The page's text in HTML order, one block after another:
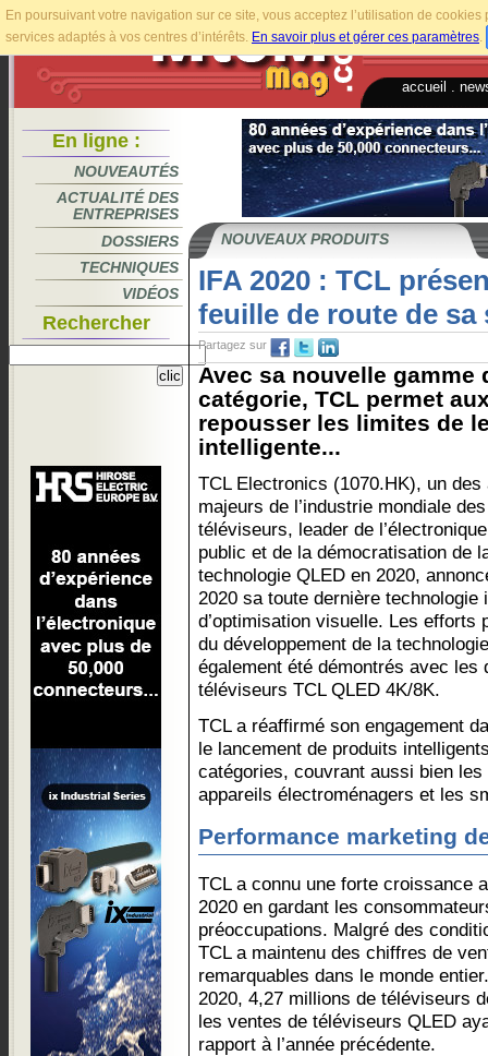
En poursuivant votre navigation sur ce site, vous acceptez l’utilisation de
services adaptés à vos centres d’intérêts. En savoir plus et gérer ces paramètres.
accueil
En ligne :
NOUVEAUTÉS
ACTUALITÉ DES
ENTREPRISES
DOSSIERS
TECHNIQUES
VIDÉOS
Rechercher
NOUVEAUX PRODUITS
IFA 2020 : TCL
feuille de route de sa
Partagez sur
Avec sa nouvelle gamme
catégorie, TCL permet
repousser les limites de
intelligente...
TCL Electronics (1070.HK), un des
majeurs de l’industrie mondiale des
téléviseurs, leader de
public et de la démocratisation de
technologie QLED en 2020,
2020 sa toute dernière technologie
d’optimisation visuelle. Les efforts
du développement de la
également été démontrés avec les
téléviseurs TCL QLED 4K/8K.
TCL a réaffirmé son engagement
le lancement de produits
catégories, couvrant aussi bien
appareils électroménagers et les
Performance marketing
TCL a connu une forte croissance
2020 en gardant les
préoccupations. Malgré des
TCL a maintenu des chiffres de
remarquables dans le monde
2020, 4,27 millions de téléviseurs
les ventes de téléviseurs QLED
rapport à l’année précédente.